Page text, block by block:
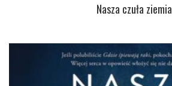
Nasza czuła ziemia